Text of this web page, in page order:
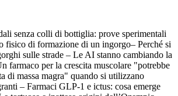
senza colli di bottiglia: prove sperimentali
fisico di formazione di un ingorgo– Perché si
sulle strade – Le AI stanno cambiando la
farmaco per la crescita muscolare "potrebbe
di massa magra" quando si utilizzano
– Farmaci GLP-1 e ictus: cosa emerge